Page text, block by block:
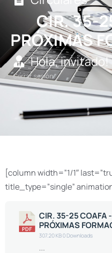
CIR. 35-
PRÓXIMAS
Hola, invitado!
Cerrar sesión
[column width=”1/1″
title_type=”single”
CIR. 35-25 COAFA -
PRÓXIMAS
307.20 KB0 Downloads
...